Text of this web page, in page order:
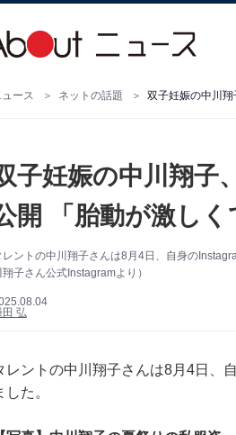
ース ネットの話題 双子妊娠の中川翔
子妊娠の中川翔子
開 「胎動が激しく
レントの中川翔子さんは8月4日、自身の
翔子さん公式Instagramより）
田 弘
レントの中川翔子さんは8月4日、
した。